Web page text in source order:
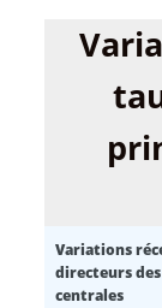
Variations
directeurs
centrales